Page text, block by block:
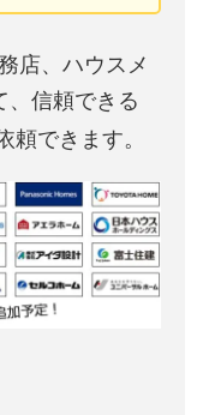
店、ハウスメ
、信頼できる
頼できます。